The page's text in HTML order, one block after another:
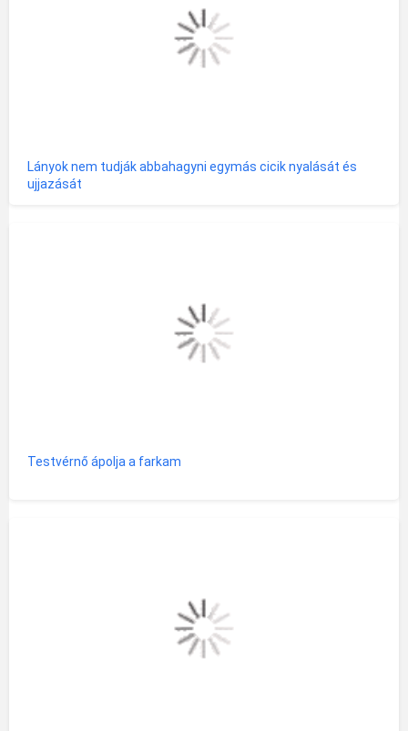
Lányok nem tudják abbahagyni egymás cicik nyalását és
ujjazását
Testvérnő ápolja a farkam